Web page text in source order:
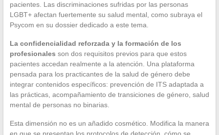
pacientes. Las discriminaciones sufridas por las personas
LGBT+ afectan fuertemente su salud mental, como subraya el
Psycom en su dossier dedicado a este tema.
La confidencialidad reforzada y la formación de los
profesionales son dos requisitos previos para que estos
pacientes accedan realmente a la atención. Una plataforma
pensada para los practicantes de la salud de género debe
integrar contenidos específicos: prevención de ITS adaptada a
las prácticas, acompañamiento de transiciones de género, salud
mental de personas no binarias.
Esta dimensión no es un añadido cosmético. Modifica la manera